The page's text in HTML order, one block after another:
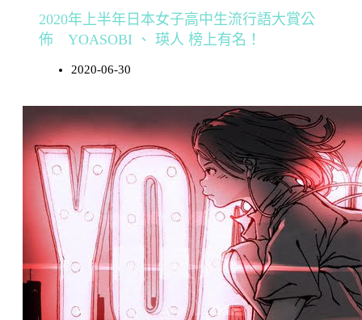
2020年上半年日本女子高中生流行語大賞公
佈 YOASOBI 、 瑛人 榜上有名！
2020-06-30